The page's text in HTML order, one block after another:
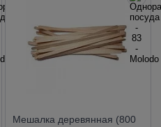
Мешалка деревянная (800